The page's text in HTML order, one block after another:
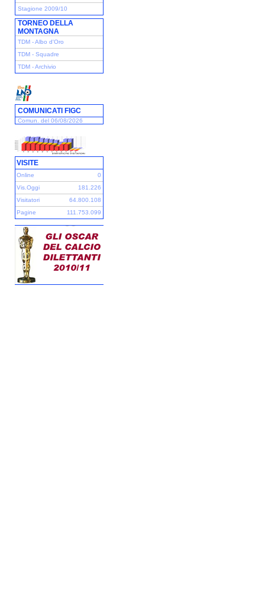
Stagione 2009/10
TORNEO DELLA
MONTAGNA
TDM - Albo d'Oro
TDM - Squadre
TDM - Archivio
COMUNICATI FIGC
Comun. del 06/08/2026
VISITE
Online
0
Vis.Oggi
181.226
Visitatori
64.800.108
Pagine
111.753.099